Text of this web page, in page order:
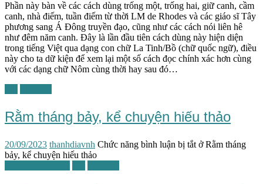
Phần này bàn về các cách dùng trống một, trống hai, giữ canh, cầm
canh, nhà điếm, tuần điếm từ thời LM de Rhodes và các giáo sĩ Tây
phương sang Á Đông truyền đạo, cũng như các cách nói liên hê
như đêm năm canh. Đây là lần đầu tiên cách dùng này hiện diện
trong tiếng Việt qua dạng con chữ La Tinh/Bồ (chữ quốc ngữ), điều
này cho ta dữ kiện để xem lại một số cách đọc chính xác hơn cùng
với các dạng chữ Nôm cùng thời hay sau đó…
Rằm tháng bảy, kể chuyện hiếu thảo
20/09/2023 thanhdiavnh Chức năng bình luận bị tắt ở Rằm tháng
bảy, kể chuyện hiếu thảo